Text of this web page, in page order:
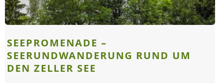
SEEPROMENADE –
SEERUNDWANDERUNG RUND UM
DEN ZELLER SEE